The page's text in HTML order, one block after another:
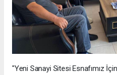
"Yeni Sanayi Sitesi Esnafımız